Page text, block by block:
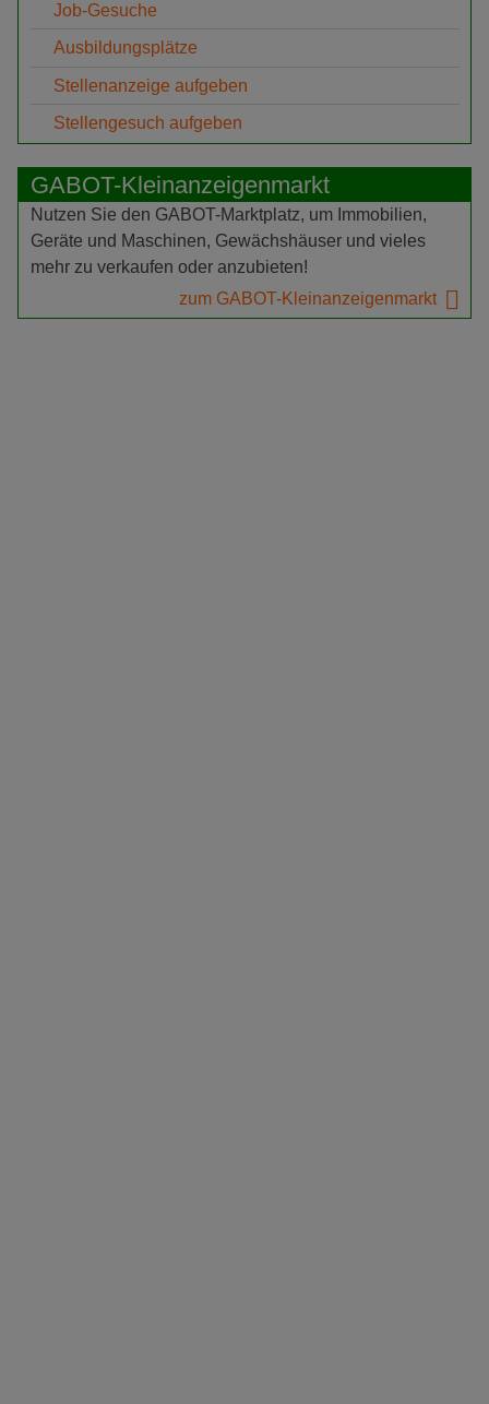
Job-Gesuche
Ausbildungsplätze
Stellenanzeige aufgeben
Stellengesuch aufgeben
GABOT-Kleinanzeigenmarkt
Nutzen Sie den GABOT-Marktplatz, um Immobilien,
Geräte und Maschinen, Gewächshäuser und vieles
mehr zu verkaufen oder anzubieten!
zum GABOT-Kleinanzeigenmarkt